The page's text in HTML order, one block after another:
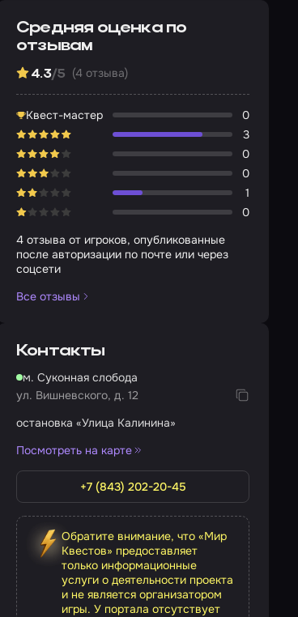
Средняя оценка по
отзывам
4.3/5 (4 отзыва)
Квест-мастер
0
3
0
0
1
0
4 отзыва от игроков, опубликованные
после авторизации по почте или через
соцсети
Все отзывы
Контакты
м. Суконная слобода
ул. Вишневского, д. 12
остановка «Улица Калинина»
Посмотреть на карте
+7 (843) 202-20-45
Обратите внимание, что «Мир
Квестов» предоставляет
только информационные
услуги о деятельности проекта
и не является организатором
игры. У портала отсутствует